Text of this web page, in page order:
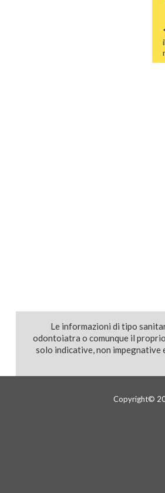
Le informazioni di tipo
odontoiatra o comunque il
solo indicative, non impegnative
Copyright©